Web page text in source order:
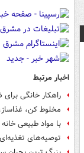
اخبار مرتبط
راهکار خانگی
مخلوط کن،
با مواد طبیعی
توصیه‌های